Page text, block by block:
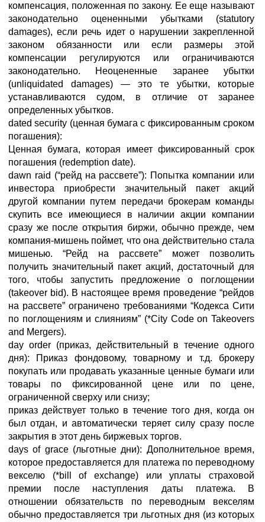
компенсация, положенная по закону. Ее еще называют
законодательно оцененными убытками (statutory
damages), если речь идет о нарушении закрепленной
законом обязанности или если размеры этой
компенсации регулируются или ограничиваются
законодательно. Неоцененные заранее убытки
(unliquidated damages) — это те убытки, которые
устанавливаются судом, в отличие от заранее
определенных убытков.
dated security (ценная бумага с фиксированным сроком
погашения):
Ценная бумага, которая имеет фиксированный срок
погашения (redemption date).
dawn raid (“рейд на рассвете”): Попытка компании или
инвестора приобрести значительный пакет акций
другой компании путем передачи брокерам команды
скупить все имеющиеся в наличии акции компании
сразу же после открытия биржи, обычно прежде, чем
компания-мишень поймет, что она действительно стала
мишенью. “Рейд на рассвете” может позволить
получить значительный пакет акций, достаточный для
того, чтобы запустить предложение о поглощении
(takeover bid). В настоящее время проведение “рейдов
на рассвете” ограничено требованиями “Кодекса Сити
по поглощениям и слияниям” (*City Code on Takeovers
and Mergers).
day order (приказ, действительный в течение одного
дня): Приказ фондовому, товарному и т.д. брокеру
покупать или продавать указанные ценные бумаги или
товары по фиксированной цене или по цене,
ограниченной сверху или снизу;
приказ действует только в течение того дня, когда он
был отдан, и автоматически теряет силу сразу после
закрытия в этот день биржевых торгов.
days of grace (льготные дни): Дополнительное время,
которое предоставляется для платежа по переводному
векселю (*bill of exchange) или уплаты страховой
премии после наступления даты платежа. В
отношении обязательств по переводным векселям
обычно предоставляется три льготных дня (из которых